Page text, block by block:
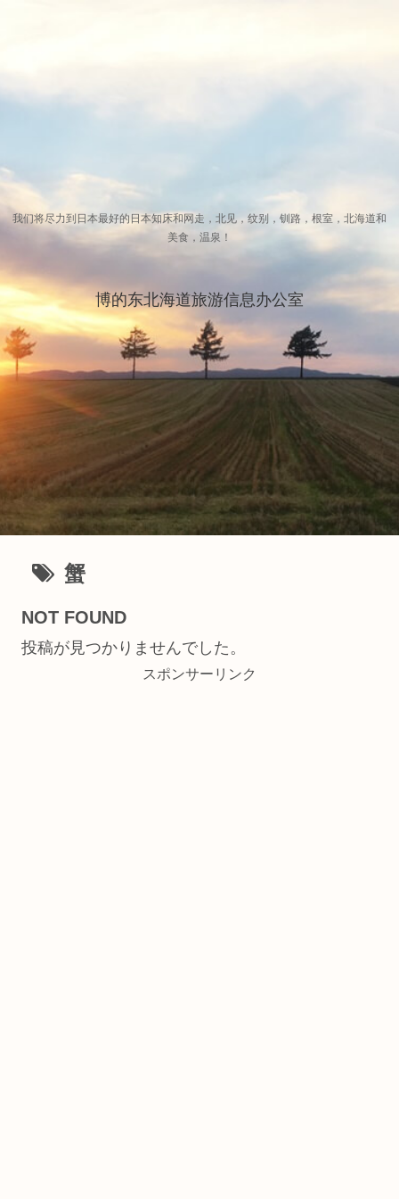
我们将尽力到日本最好的日本知床和网走，北见，纹别，钏路，根室，北海道和
美食，温泉！
博的东北海道旅游信息办公室
蟹
NOT FOUND
投稿が見つかりませんでした。
スポンサーリンク